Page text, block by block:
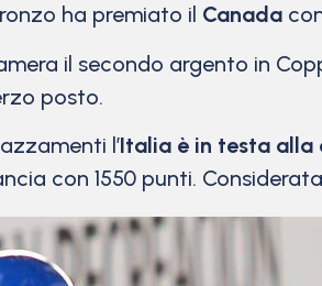
ha premiato il Canada
il secondo argento in
posto.
l’Italia è in testa
con 1550 punti.